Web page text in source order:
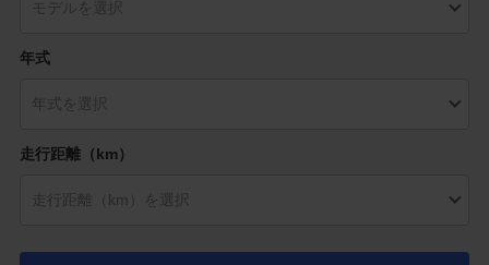
年式
走行距離（km）